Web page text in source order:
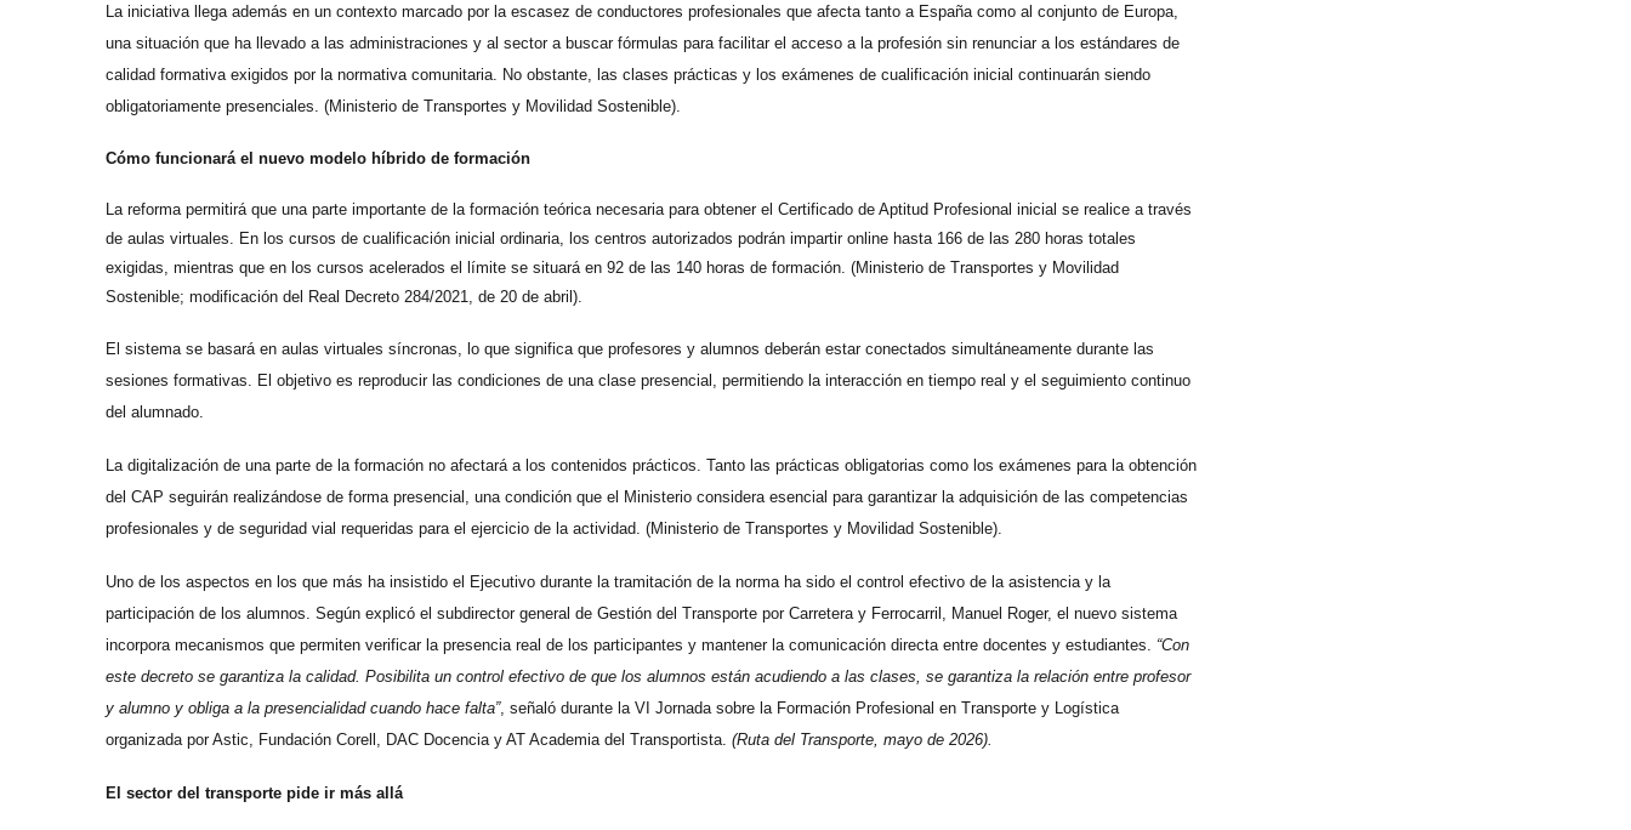
La iniciativa llega además en un contexto marcado por la escasez de conductores profesionales que afecta tanto a España como al conjunto de Europa,
una situación que ha llevado a las administraciones y al sector a buscar fórmulas para facilitar el acceso a la profesión sin renunciar a los estándares de
calidad formativa exigidos por la normativa comunitaria. No obstante, las clases prácticas y los exámenes de cualificación inicial continuarán siendo
obligatoriamente presenciales. (Ministerio de Transportes y Movilidad Sostenible).
Cómo funcionará el nuevo modelo híbrido de formación
La reforma permitirá que una parte importante de la formación teórica necesaria para obtener el Certificado de Aptitud Profesional inicial se realice a través
de aulas virtuales. En los cursos de cualificación inicial ordinaria, los centros autorizados podrán impartir online hasta 166 de las 280 horas totales
exigidas, mientras que en los cursos acelerados el límite se situará en 92 de las 140 horas de formación. (Ministerio de Transportes y Movilidad
Sostenible; modificación del Real Decreto 284/2021, de 20 de abril).
El sistema se basará en aulas virtuales síncronas, lo que significa que profesores y alumnos deberán estar conectados simultáneamente durante las
sesiones formativas. El objetivo es reproducir las condiciones de una clase presencial, permitiendo la interacción en tiempo real y el seguimiento continuo
del alumnado.
La digitalización de una parte de la formación no afectará a los contenidos prácticos. Tanto las prácticas obligatorias como los exámenes para la obtención
del CAP seguirán realizándose de forma presencial, una condición que el Ministerio considera esencial para garantizar la adquisición de las competencias
profesionales y de seguridad vial requeridas para el ejercicio de la actividad. (Ministerio de Transportes y Movilidad Sostenible).
Uno de los aspectos en los que más ha insistido el Ejecutivo durante la tramitación de la norma ha sido el control efectivo de la asistencia y la
participación de los alumnos. Según explicó el subdirector general de Gestión del Transporte por Carretera y Ferrocarril, Manuel Roger, el nuevo sistema
incorpora mecanismos que permiten verificar la presencia real de los participantes y mantener la comunicación directa entre docentes y estudiantes. “Con
este decreto se garantiza la calidad. Posibilita un control efectivo de que los alumnos están acudiendo a las clases, se garantiza la relación entre profesor
y alumno y obliga a la presencialidad cuando hace falta”, señaló durante la VI Jornada sobre la Formación Profesional en Transporte y Logística
organizada por Astic, Fundación Corell, DAC Docencia y AT Academia del Transportista. (Ruta del Transporte, mayo de 2026).
El sector del transporte pide ir más allá